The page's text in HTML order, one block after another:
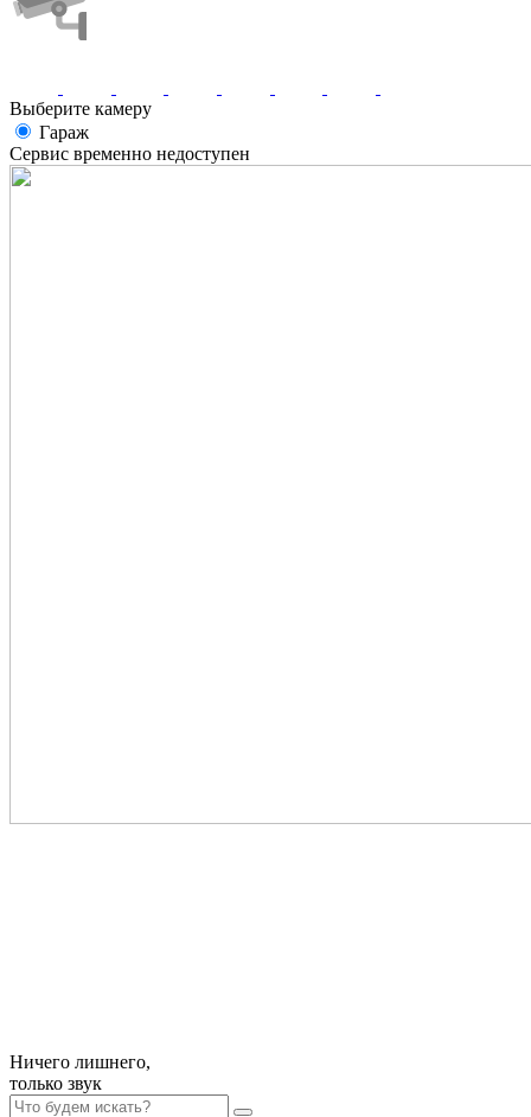
Выберите камеру
Гараж
Сервис временно недоступен
Ничего лишнего,
только звук